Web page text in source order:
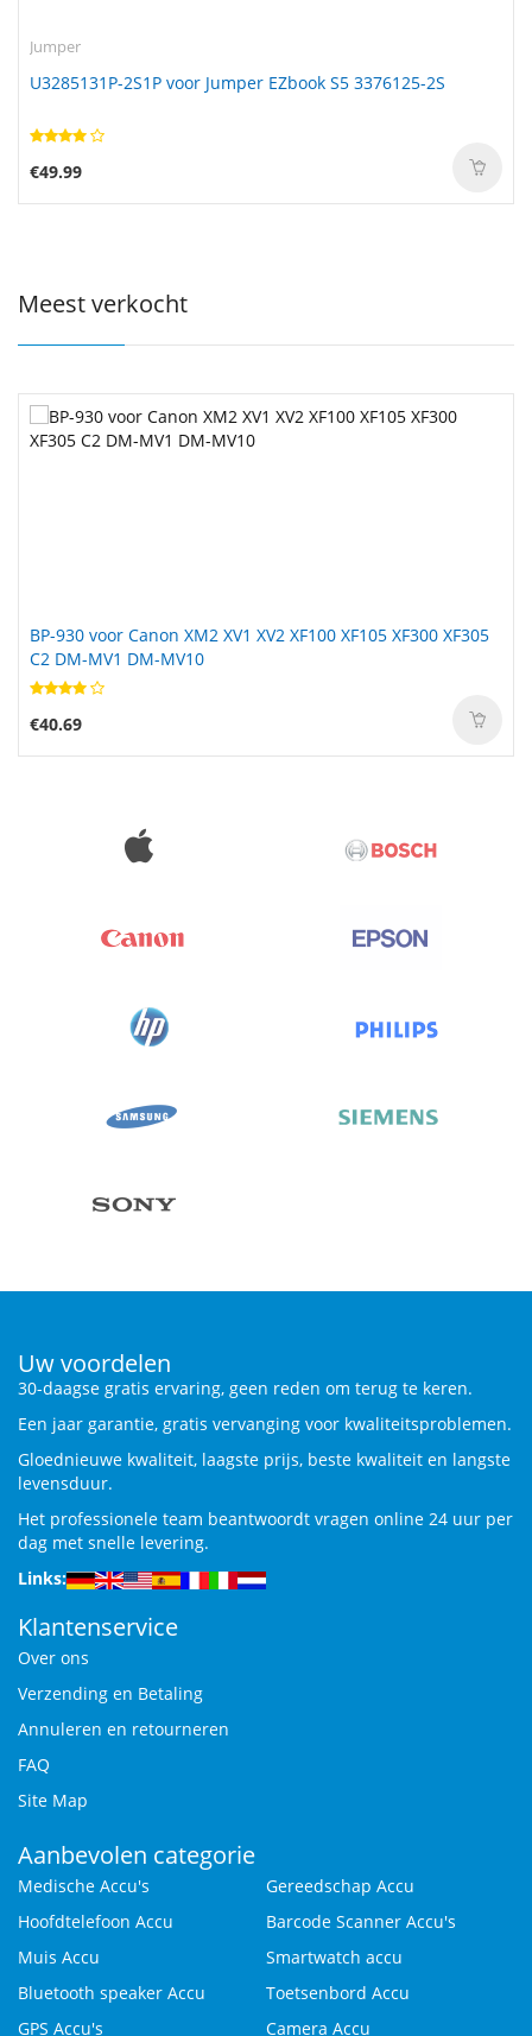
Jumper
U3285131P-2S1P voor Jumper EZbook S5 3376125-2S
€49.99
Meest verkocht
BP-930 voor Canon XM2 XV1 XV2 XF100 XF105 XF300 XF305
C2 DM-MV1 DM-MV10
€40.69
Uw voordelen
30-daagse gratis ervaring, geen reden om terug te keren.
Een jaar garantie, gratis vervanging voor kwaliteitsproblemen.
Gloednieuwe kwaliteit, laagste prijs, beste kwaliteit en langste
levensduur.
Het professionele team beantwoordt vragen online 24 uur per
dag met snelle levering.
Links:
Klantenservice
Over ons
Verzending en Betaling
Annuleren en retourneren
FAQ
Site Map
Aanbevolen categorie
Medische Accu's
Gereedschap Accu
Hoofdtelefoon Accu
Barcode Scanner Accu's
Muis Accu
Smartwatch accu
Bluetooth speaker Accu
Toetsenbord Accu
GPS Accu's
Camera Accu